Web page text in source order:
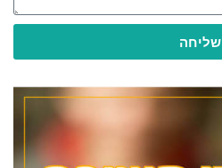
שליחה